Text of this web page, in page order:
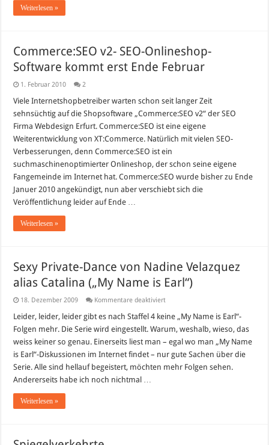
Weiterlesen »
Commerce:SEO v2- SEO-Onlineshop-
Software kommt erst Ende Februar
1. Februar 2010 2
Viele Internetshopbetreiber warten schon seit langer Zeit
sehnsüchtig auf die Shopsoftware „Commerce:SEO v2“ der SEO
Firma Webdesign Erfurt. Commerce:SEO ist eine eigene
Weiterentwicklung von XT:Commerce. Natürlich mit vielen SEO-
Verbesserungen, denn Commerce:SEO ist ein
suchmaschinenoptimierter Onlineshop, der schon seine eigene
Fangemeinde im Internet hat. Commerce:SEO wurde bisher zu Ende
Januer 2010 angekündigt, nun aber verschiebt sich die
Veröffentlichung leider auf Ende …
Weiterlesen »
Sexy Private-Dance von Nadine Velazquez
alias Catalina („My Name is Earl“)
18. Dezember 2009 Kommentare deaktiviertfür
Private-
Dance
von
Nadine
Velazquez
alias
Catalina
(„My
Leider, leider, leider gibt es nach Staffel 4 keine „My Name is Earl“-
Folgen mehr. Die Serie wird eingestellt. Warum, weshalb, wieso, das
weiss keiner so genau. Einerseits liest man – egal wo man „My Name
is Earl“-Diskussionen im Internet findet – nur gute Sachen über die
Serie. Alle sind hellauf begeistert, möchten mehr Folgen sehen.
Andererseits habe ich noch nichtmal …
Weiterlesen »